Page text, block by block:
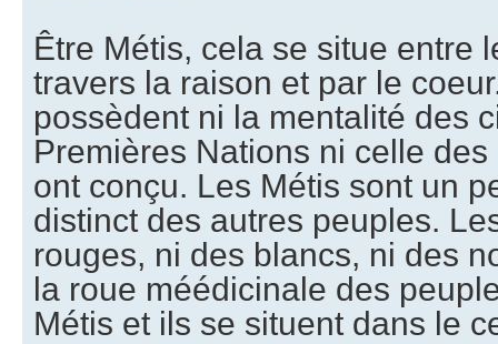
Être Métis, cela se situe entre
travers la raison et par le
possèdent ni la mentalité des
Premières Nations ni celle
ont conçu. Les Métis sont un
distinct des autres peuples.
rouges, ni des blancs, ni des
la roue méédicinale des
Métis et ils se situent dans le